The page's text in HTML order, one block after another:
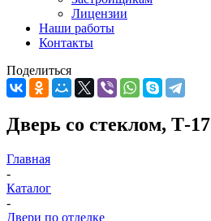
Лицензии
Наши работы
Контакты
Поделиться
Дверь со стеклом, Т-17
Главная
-
Каталог
-
Двери по отделке